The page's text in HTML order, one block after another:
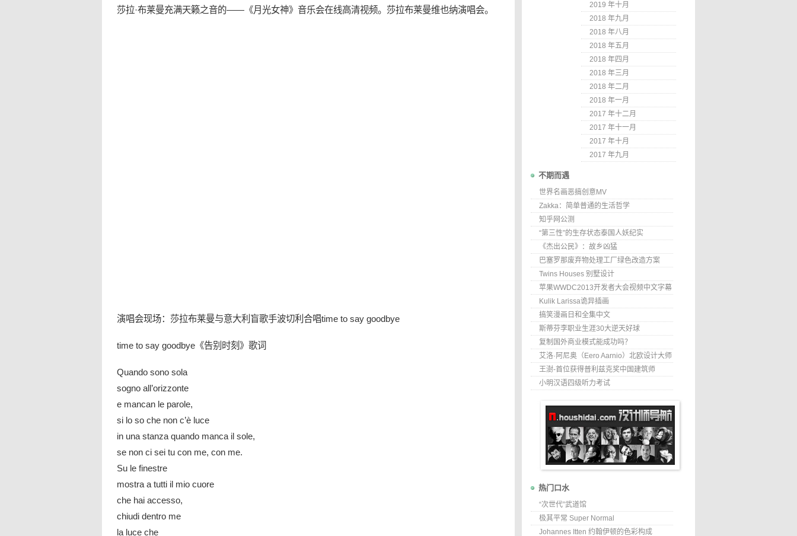
莎拉·布莱曼充满天籁之音的——《月光女神》音乐会在线高清视频。莎拉布莱曼维也纳演唱会。
演唱会现场：莎拉布莱曼与意大利盲歌手波切利合唱time to say goodbye
time to say goodbye《告别时刻》歌词
Quando sono sola
sogno all’orizzonte
e mancan le parole,
si lo so che non c’è luce
in una stanza quando manca il sole,
se non ci sei tu con me, con me.
Su le finestre
mostra a tutti il mio cuore
che hai accesso,
chiudi dentro me
la luce che
2019 年十月
2018 年九月
2018 年八月
2018 年五月
2018 年四月
2018 年三月
2018 年二月
2018 年一月
2017 年十二月
2017 年十一月
2017 年十月
2017 年九月
不期而遇
世界名画恶搞创意MV
Zakka：简单普通的生活哲学
知乎网公测
“第三性”的生存状态泰国人妖纪实
《杰出公民》：故乡凶猛
巴塞罗那废弃物处理工厂绿色改造方案
Twins Houses 别墅设计
苹果WWDC2013开发者大会视频中文字幕
Kulik Larissa诡异插画
搞笑漫画日和全集中文
斯蒂芬李职业生涯30大逆天好球
复制国外商业模式能成功吗？
艾洛·阿尼奥（Eero Aarnio）北欧设计大师
王澍-首位获得普利兹克奖中国建筑师
小明汉语四级听力考试
热门口水
“次世代”武道馆
极其平常 Super Normal
Johannes Itten 约翰伊顿的色彩构成